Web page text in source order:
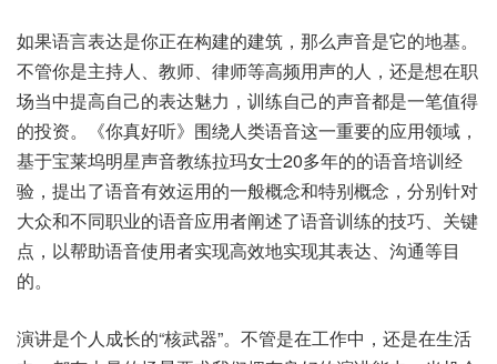
如果语言表达是你正在构建的建筑，那么声音是它的地基。
不管你是主持人、教师、律师等高频用声的人，还是想在职
场当中提高自己的表达魅力，训练自己的声音都是一笔值得
的投资。《你真好听》围绕人类语音这一重要的应用领域，
基于宝莱坞明星声音教练拉玛女士20多年的的语音培训经
验，提出了语音有效运用的一般概念和特别概念，分别针对
大众和不同职业的语音应用者阐述了语音训练的技巧、关键
点，以帮助语音使用者实现高效地实现其表达、沟通等目
的。
演讲是个人成长的“核武器”。不管是在工作中，还是在生活